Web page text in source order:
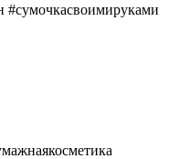
#сумочкасвоимируками